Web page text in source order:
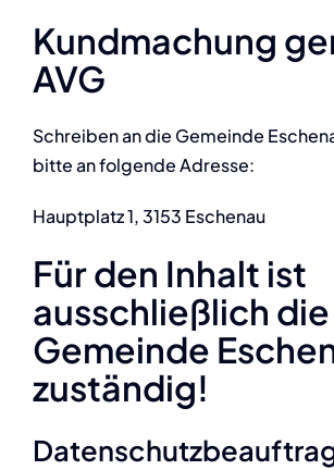
Kundmachung
AVG
Schreiben an die Gemeinde
bitte an folgende Adresse:
Hauptplatz 1, 3153 Eschenau
Für den Inhalt ist
ausschließlich die
Gemeinde
zuständig!